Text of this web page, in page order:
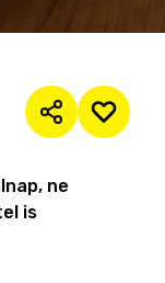
ne
is